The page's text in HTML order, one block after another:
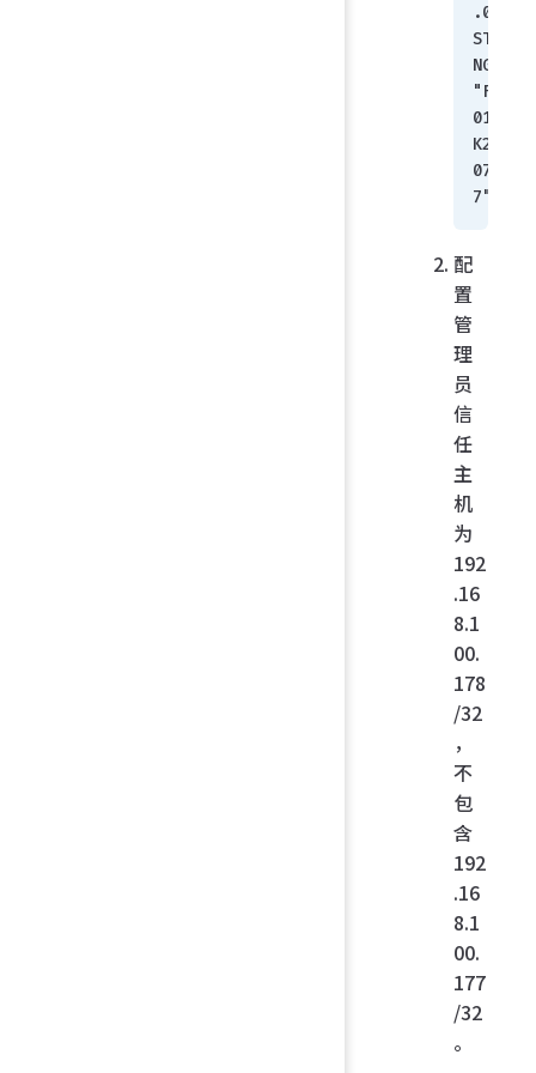
.0 =
STRI
NG:
"FG1
01FT
K200
0763
7"
配
置
管
理
员
信
任
主
机
为
192
.16
8.1
00.
178
/32
，
不
包
含
192
.16
8.1
00.
177
/32
。